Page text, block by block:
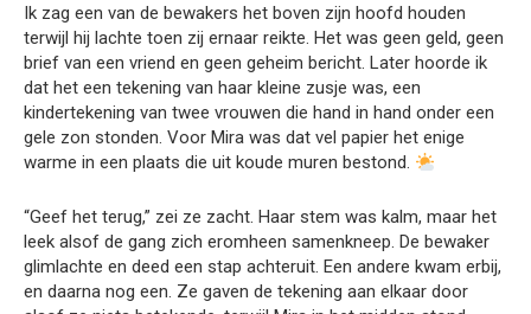
Ik zag een van de bewakers het boven zijn hoofd houden
terwijl hij lachte toen zij ernaar reikte. Het was geen geld, geen
brief van een vriend en geen geheim bericht. Later hoorde ik
dat het een tekening van haar kleine zusje was, een
kindertekening van twee vrouwen die hand in hand onder een
gele zon stonden. Voor Mira was dat vel papier het enige
warme in een plaats die uit koude muren bestond.
“Geef het terug,” zei ze zacht. Haar stem was kalm, maar het
leek alsof de gang zich eromheen samenkneep. De bewaker
glimlachte en deed een stap achteruit. Een andere kwam erbij,
en daarna nog een. Ze gaven de tekening aan elkaar door